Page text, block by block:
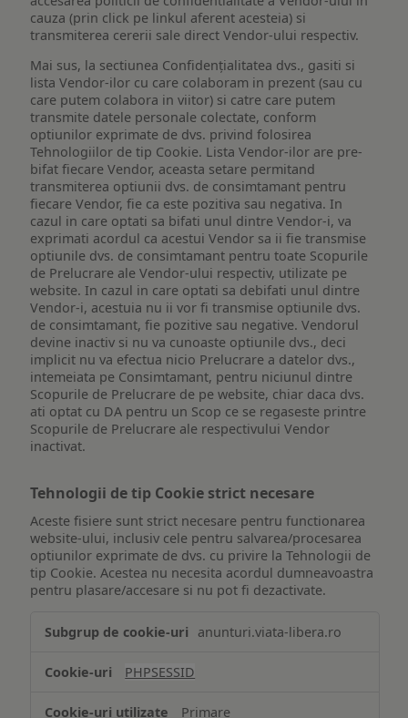
cauza (prin click pe linkul aferent acesteia) si
transmiterea cererii sale direct Vendor-ului respectiv.
Mai sus, la sectiunea Confidențialitatea dvs., gasiti si
lista Vendor-ilor cu care colaboram in prezent (sau cu
care putem colabora in viitor) si catre care putem
transmite datele personale colectate, conform
optiunilor exprimate de dvs. privind folosirea
Tehnologiilor de tip Cookie. Lista Vendor-ilor are pre-
bifat fiecare Vendor, aceasta setare permitand
transmiterea optiunii dvs. de consimtamant pentru
fiecare Vendor, fie ca este pozitiva sau negativa. In
cazul in care optati sa bifati unul dintre Vendor-i, va
exprimati acordul ca acestui Vendor sa ii fie transmise
optiunile dvs. de consimtamant pentru toate Scopurile
de Prelucrare ale Vendor-ului respectiv, utilizate pe
website. In cazul in care optati sa debifati unul dintre
Vendor-i, acestuia nu ii vor fi transmise optiunile dvs.
de consimtamant, fie pozitive sau negative. Vendorul
devine inactiv si nu va cunoaste optiunile dvs., deci
implicit nu va efectua nicio Prelucrare a datelor dvs.,
intemeiata pe Consimtamant, pentru niciunul dintre
Scopurile de Prelucrare de pe website, chiar daca dvs.
ati optat cu DA pentru un Scop ce se regaseste printre
Scopurile de Prelucrare ale respectivului Vendor
inactivat.
Tehnologii de tip Cookie strict necesare
Aceste fisiere sunt strict necesare pentru functionarea
website-ului, inclusiv cele pentru salvarea/procesarea
optiunilor exprimate de dvs. cu privire la Tehnologii de
tip Cookie. Acestea nu necesita acordul dumneavoastra
pentru plasare/accesare si nu pot fi dezactivate.
de
Cookie
anunturi.viata-libera.ro
PHPSESSID
Primare